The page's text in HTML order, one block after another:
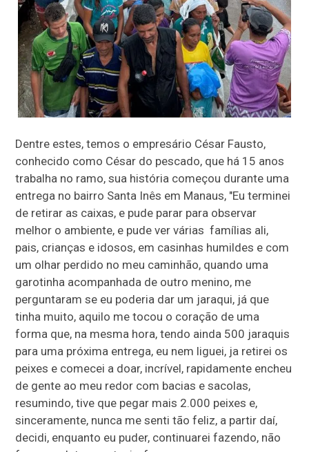
Dentre estes, temos o empresário César Fausto,
conhecido como César do pescado, que há 15 anos
trabalha no ramo, sua história começou durante uma
entrega no bairro Santa Inês em Manaus, "Eu terminei
de retirar as caixas, e pude parar para observar
melhor o ambiente, e pude ver várias famílias ali,
pais, crianças e idosos, em casinhas humildes e com
um olhar perdido no meu caminhão, quando uma
garotinha acompanhada de outro menino, me
perguntaram se eu poderia dar um jaraqui, já que
tinha muito, aquilo me tocou o coração de uma
forma que, na mesma hora, tendo ainda 500 jaraquis
para uma próxima entrega, eu nem liguei, ja retirei os
peixes e comecei a doar, incrível, rapidamente encheu
de gente ao meu redor com bacias e sacolas,
resumindo, tive que pegar mais 2.000 peixes e,
sinceramente, nunca me senti tão feliz, a partir daí,
decidi, enquanto eu puder, continuarei fazendo, não